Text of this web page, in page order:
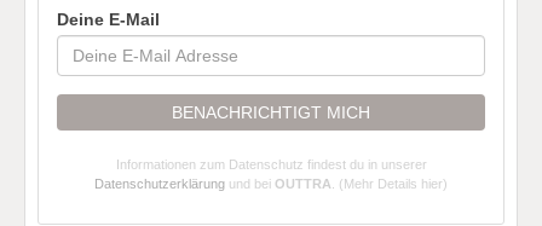
Deine E-Mail
BENACHRICHTIGT MICH
Informationen zum Datenschutz findest du in unserer
Datenschutzerklärung und bei OUTTRA (Mehr Details hier)